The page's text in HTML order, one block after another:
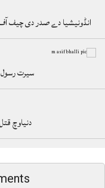
انڈونیشیا دے صدر دی چیف
سیرت
دنیاوچ